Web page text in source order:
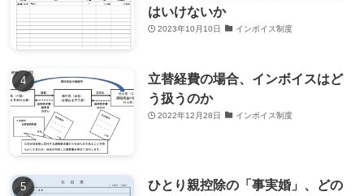
はいけないか
2023年10月10日 インボイス制度
立替経費の場合、インボイスはど
う扱うのか
2022年12月28日 インボイス制度
ひとり親控除の「事実婚」、どの